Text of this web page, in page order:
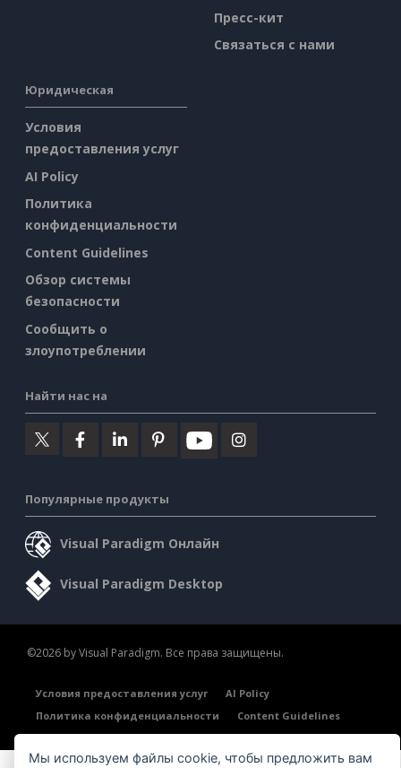
Пресс-кит
Связаться с нами
Юридическая
Условия
предоставления услуг
AI Policy
Политика
конфиденциальности
Content Guidelines
Обзор системы
безопасности
Сообщить о
злоупотреблении
Найти нас на
Популярные продукты
Visual Paradigm Онлайн
Visual Paradigm Desktop
©2026 by Visual Paradigm. Все права защищены.
Условия предоставления услуг
AI Policy
Политика конфиденциальности
Content Guidelines
Обзор системы безопасности
Мы используем файлы cookie, чтобы предложить вам